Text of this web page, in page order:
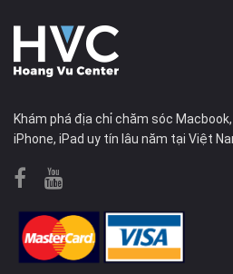
Khám phá địa chỉ chăm sóc
iPhone, iPad uy tín lâu năm tại Việt